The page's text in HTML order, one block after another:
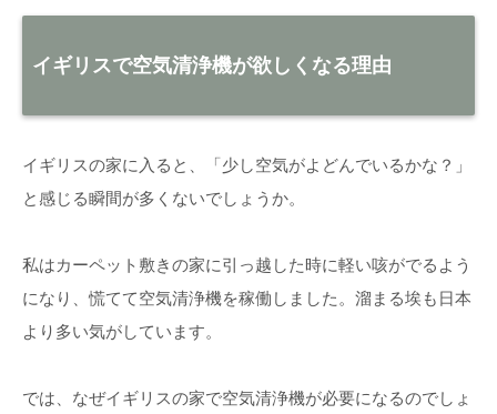
イギリスで空気清浄機が欲しくなる理由
イギリスの家に入ると、「少し空気がよどんでいるかな？」
と感じる瞬間が多くないでしょうか。
私はカーペット敷きの家に引っ越した時に軽い咳がでるよう
になり、慌てて空気清浄機を稼働しました。溜まる埃も日本
より多い気がしています。
では、なぜイギリスの家で空気清浄機が必要になるのでしょ